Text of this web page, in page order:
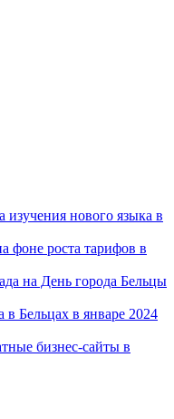
нового языка в
фоне роста тарифов в
на День города Бельцы
в Бельцах в январе 2024
бизнес-сайты в